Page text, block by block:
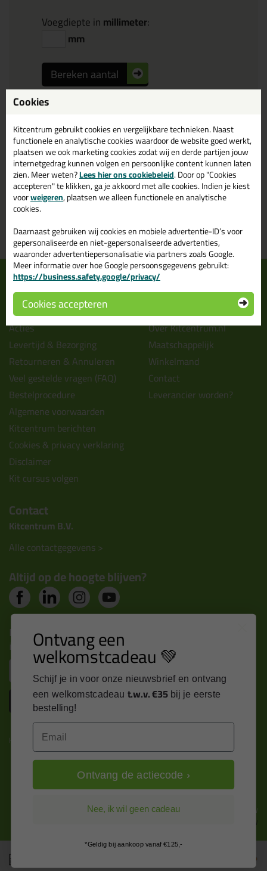
Voegdiepte inmillimeter:
mm
Bereken aantal
Bekijk product
Voor 21:00 uur besteld
morgen in huis
Gratisbezorging inNL & BE
Grootste assortiment
uit voorraad leverbaar
PostNL afhaalpunt: kies zelf
wanneer je afhaalt
Informatie
Tips en tricks
Keuzehulpen
Acties
Levertijd & Bezorging
Retourneren & Annuleren
Veel gestelde vragen (FAQ)
Bestelprocedure
Algemene voorwaarden
Kitcentrum berichten
Cookies & privacy verklaring
Disclaimer
Kit cursus volgen
Over ons
Wie wij zijn?
Vacatures bij kitcentrum.nl
Over Kitcentrum.nl
Maatschappelijk
Winkelmand
Contact
Leverancier worden?
Contact
Kitcentrum B.V.
Alle contactgegevens >
Altijd op de hoogte blijven?
Nieuws, tips en exclusieve deals rechtstreeks in je
inbox
Inschrijven
Kitcentrum is trots op:
Alle prijzen zijn in EURO en excl. 21% BTW
wijzig naar incl. BTW
Cookies
Kitcentrum gebruikt cookies en vergelijkbare technieken. Naast
functionele en analytische cookies waardoor de website goed werkt,
plaatsen we ook marketing cookies zodat wij en derde partijen jouw
internetgedrag kunnen volgen en persoonlijke content kunnen laten
zien. Meer weten?Lees hier ons cookiebeleid. Door op "Cookies
accepteren" te klikken, ga je akkoord met alle cookies. Indien je kiest
voorweigeren, plaatsen we alleen functionele en analytische
cookies.
Daarnaast gebruiken wij cookies en mobiele advertentie-ID’s voor
gepersonaliseerde en niet-gepersonaliseerde advertenties,
waaronder advertentiepersonalisatie via partners zoals Google.
Meer informatie over hoe Google persoonsgegevens gebruikt:
https://business.safety.google/privacy/
Cookies accepteren
Ontvang een
welkomstcadeau 💚
Schijf je in voor onze nieuwsbrief en ontvang
een welkomstcadeau t.w.v. €35 bij je eerste
bestelling!
Email
Ontvang de actiecode ›
Nee, ik wil geen cadeau
*Geldig bij aankoop vanaf €125,-